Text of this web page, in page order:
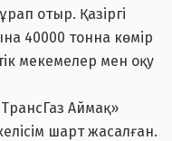
отыр. Қазіргі
40000 тонна көмір
мекемелер мен оқу
Аймақ»
шарт жасалған.